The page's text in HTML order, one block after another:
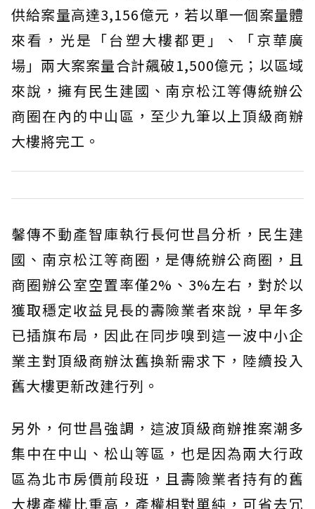
供給案量高達3,156億元，若以單一個案量體
來看，光是「台塑大樓都更」、「京華廣
場」兩大案案量合計飆破1,500億元；以區域
來說，擁有民生建國、南京松江等傳統辦公
商圈在內的中山區，至少九筆以上頂級商辦
大樓將完工。
馨傳不動產智庫執行長何世昌分析，民生建
國、南京松江等商圈，是傳統辦公商圈，且
商圈辦公室空置率僅2%、3%左右，對於以
獲取穩定收益見長的壽險業者來說，早年多
已插旗布局，因此在同步嗅到這一波中小企
業主對頂級商辦汰舊換新需求下，陸續投入
舊大樓更新改建行列。
另外，何世昌強調，這波頂級商辦推案潮多
集中在中山、松山等區，也是因為兩大行政
區為北市房價前段班，且壽險業者持有的舊
大樓產權比重高，產權相對單純，可省去冗